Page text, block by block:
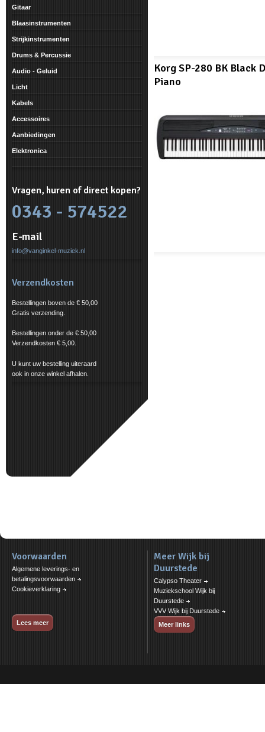
Korg SP-280 BK Black
Piano
Gitaar
Blaasinstrumenten
Strijkinstrumenten
Drums & Percussie
Audio - Geluid
Licht
Kabels
Accessoires
Aanbiedingen
Elektronica
Vragen, huren of direct kopen?
0343 - 574522
E-mail
info@vanginkel-muziek.nl
Verzendkosten
Bestellingen boven de € 50,00
Gratis verzending.
Bestellingen onder de € 50,00
Verzendkosten € 5,00.
U kunt uw bestelling uiteraard
ook in onze winkel afhalen.
Voorwaarden
Algemene leverings- en
betalingsvoorwaarden
Cookieverklaring
Lees meer
Meer Wijk bij
Duurstede
Calypso Theater
Muziekschool Wijk bij
Duurstede
VVV Wijk bij Duurstede
Meer links